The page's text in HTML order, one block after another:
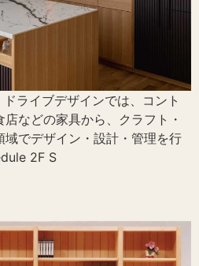
ライブデザインでは、コント
などの家具から、クラフト・
でデザイン・設計・管理を行
2F S